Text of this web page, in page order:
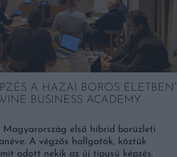
A HAZAI BOROS ÉLETBEN”
BUSINESS ACADEMY
Magyarország első hibrid borüzleti
A végzős hallgatók, köztük
adott nekik az új típusú képzés.